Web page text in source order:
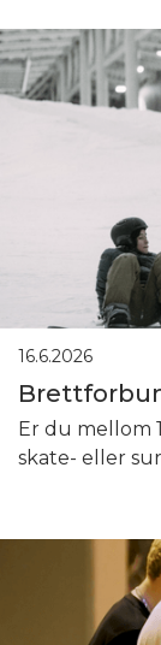
16.6.2026
Er du mellom
skate- eller